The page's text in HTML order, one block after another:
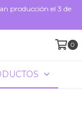
producción el 3 de
0